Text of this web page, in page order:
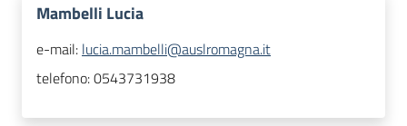
Mambelli Lucia
e-mail: lucia.mambelli@auslromagna.it
telefono:0543731938